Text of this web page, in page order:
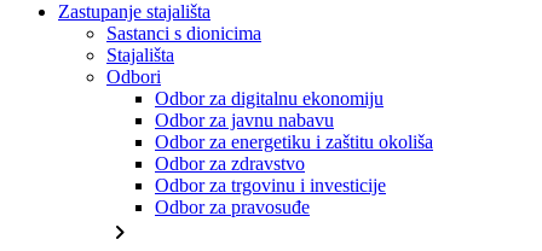
Zastupanje stajališta
Sastanci s dionicima
Stajališta
Odbori
Odbor za digitalnu ekonomiju
Odbor za javnu nabavu
Odbor za energetiku i zaštitu okoliša
Odbor za zdravstvo
Odbor za trgovinu i investicije
Odbor za pravosuđe
chevron_right